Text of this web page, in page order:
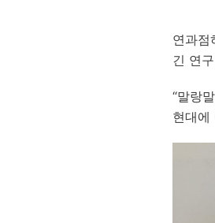
연과점
긴 연
“말랑
현대에